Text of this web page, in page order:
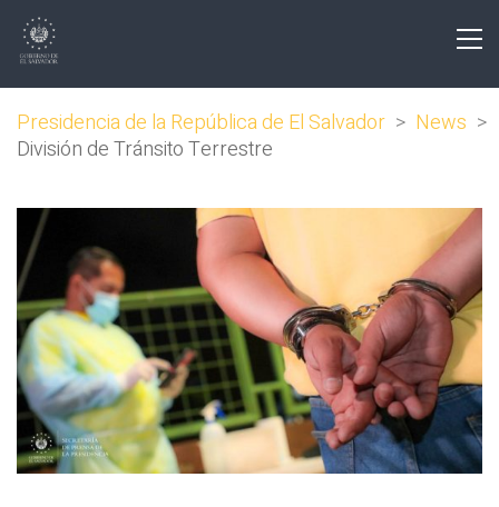
Presidencia de la República de El Salvador > News >
División de Tránsito Terrestre